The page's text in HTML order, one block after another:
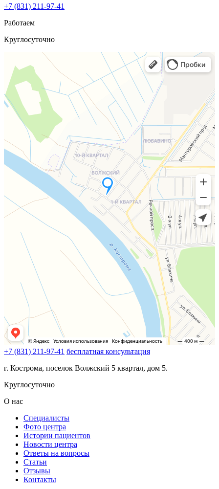
+7 (831) 211-97-41
Работаем
Круглосуточно
+7 (831) 211-97-41 бесплатная консультация
г. Кострома, поселок Волжский 5 квартал, дом 5.
Круглосуточно
О нас
Специалисты
Фото центра
Истории пациентов
Новости центра
Ответы на вопросы
Статьи
Отзывы
Контакты